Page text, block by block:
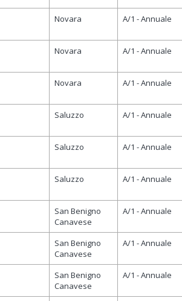
Novara A/1 - Annuale
Novara A/1 - Annuale
Novara A/1 - Annuale
Saluzzo A/1 - Annuale
Saluzzo A/1 - Annuale
Saluzzo A/1 - Annuale
San Benigno
Canavese
A/1 - Annuale
San Benigno
Canavese
A/1 - Annuale
San Benigno
Canavese
A/1 - Annuale